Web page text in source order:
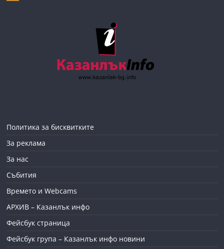
Политика за бисквитките
За реклама
За нас
Събития
Времето и Webcams
АРХИВ – Казанлък инфо
Фейсбук страница
Фейсбук група – Казанлък инфо новини